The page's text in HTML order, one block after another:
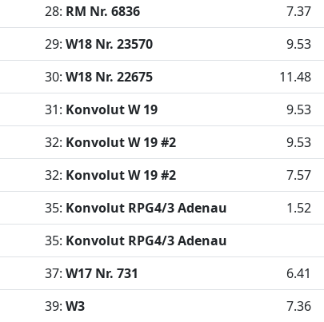
28: RM Nr. 6836 7.37
29: W18 Nr. 23570 9.53
30: W18 Nr. 22675 11.48
31: Konvolut W 19 9.53
32: Konvolut W 19 #2 9.53
32: Konvolut W 19 #2 7.57
35: Konvolut RPG4/3 Adenau 1.52
35: Konvolut RPG4/3 Adenau
37: W17 Nr. 731 6.41
39: W3 7.36